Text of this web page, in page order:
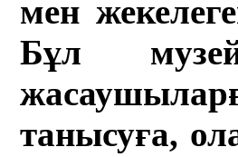
мен
Бұл
танысуға,